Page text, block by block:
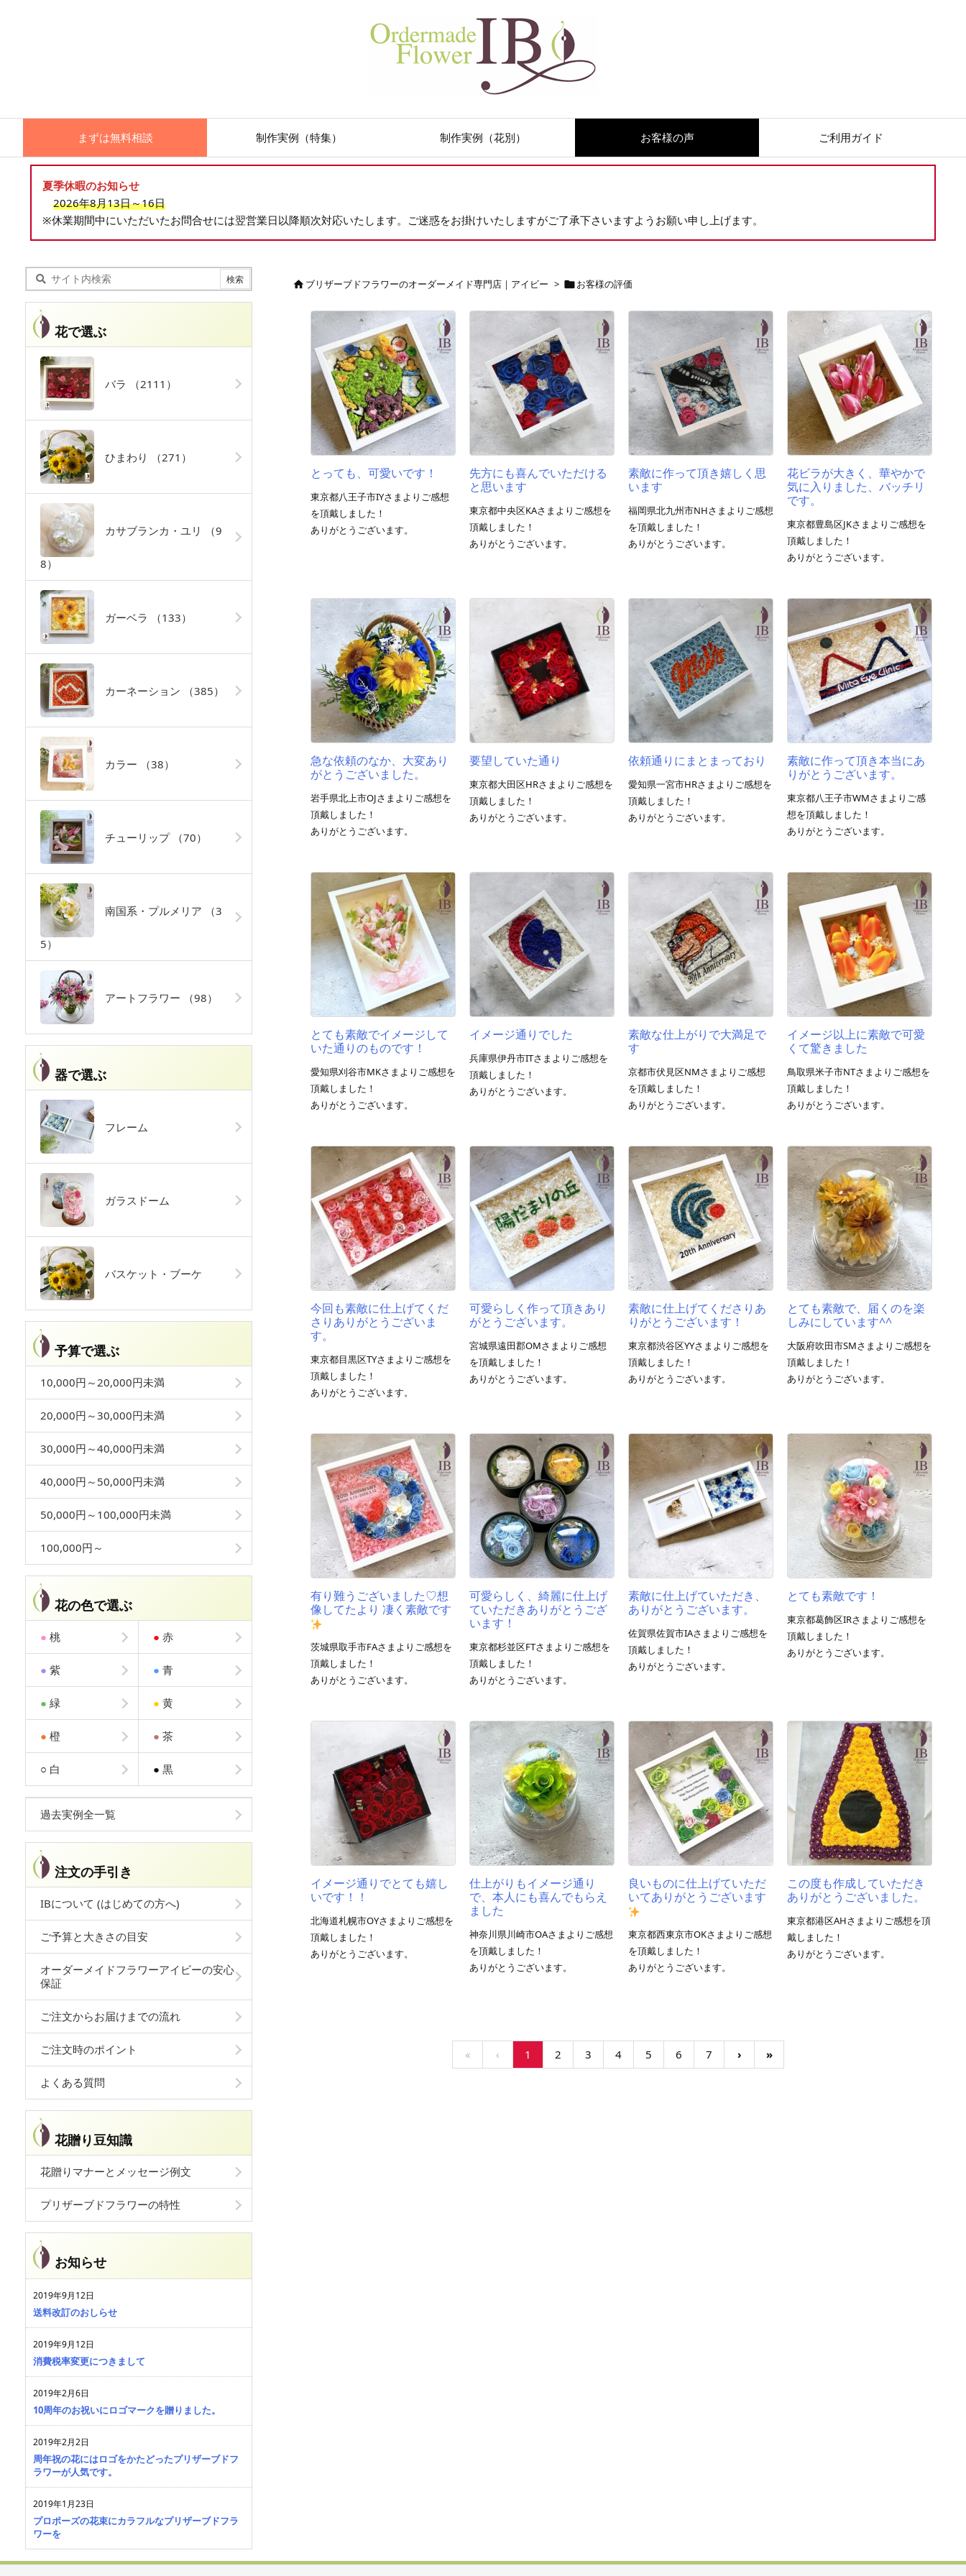
まずは無料相談 制作実例（特集） 制作実例（花別） お客様の声 ご利用ガイド
夏季休暇のお知らせ
2026年8月13日～16日
※休業期間中にいただいたお問合せには翌営業日以降順次対応いたします。ご迷惑をお掛けいたしますがご了承下さいますようお願い申し上げます。
ブリザーブドフラワーのオーダーメイド専門店｜アイビー > お客様の評価
とっても、可愛いです！
東京都八王子市IYさまよりご感想
を頂戴しました！
ありがとうございます。
先方にも喜んでいただける
と思います
東京都中央区KAさまよりご感想を
頂戴しました！
ありがとうございます。
素敵に作って頂き嬉しく思
います
福岡県北九州市NHさまよりご感想
を頂戴しました！
ありがとうございます。
花ビラが大きく、華やかで
気に入りました、バッチリ
です。
東京都豊島区JKさまよりご感想を
頂戴しました！
ありがとうございます。
急な依頼のなか、大変あり
がとうございました。
岩手県北上市OJさまよりご感想を
頂戴しました！
ありがとうございます。
要望していた通り
東京都大田区HRさまよりご感想を
頂戴しました！
ありがとうございます。
依頼通りにまとまっており
愛知県一宮市HRさまよりご感想を
頂戴しました！
ありがとうございます。
素敵に作って頂き本当にあ
りがとうございます。
東京都八王子市WMさまよりご感
想を頂戴しました！
ありがとうございます。
とても素敵でイメージして
いた通りのものです！
愛知県刈谷市MKさまよりご感想を
頂戴しました！
ありがとうございます。
イメージ通りでした
兵庫県伊丹市ITさまよりご感想を
頂戴しました！
ありがとうございます。
素敵な仕上がりで大満足で
す
京都市伏見区NMさまよりご感想
を頂戴しました！
ありがとうございます。
イメージ以上に素敵で可愛
くて驚きました
鳥取県米子市NTさまよりご感想を
頂戴しました！
ありがとうございます。
今回も素敵に仕上げてくだ
さりありがとうございま
す。
東京都目黒区TYさまよりご感想を
頂戴しました！
ありがとうございます。
可愛らしく作って頂きあり
がとうございます。
宮城県遠田郡OMさまよりご感想
を頂戴しました！
ありがとうございます。
素敵に仕上げてくださりあ
りがとうございます！
東京都渋谷区YYさまよりご感想を
頂戴しました！
ありがとうございます。
とても素敵で、届くのを楽
しみにしています^^
大阪府吹田市SMさまよりご感想を
頂戴しました！
ありがとうございます。
有り難うございました♡想
像してたより 凄く素敵です
茨城県取手市FAさまよりご感想を
頂戴しました！
ありがとうございます。
可愛らしく、綺麗に仕上げ
ていただきありがとうござ
います！
東京都杉並区FTさまよりご感想を
頂戴しました！
ありがとうございます。
素敵に仕上げていただき、
ありがとうございます。
佐賀県佐賀市IAさまよりご感想を
頂戴しました！
ありがとうございます。
とても素敵です！
東京都葛飾区IRさまよりご感想を
頂戴しました！
ありがとうございます。
イメージ通りでとても嬉し
いです！！
北海道札幌市OYさまよりご感想を
頂戴しました！
ありがとうございます。
仕上がりもイメージ通り
で、本人にも喜んでもらえ
ました
神奈川県川崎市OAさまよりご感想
を頂戴しました！
ありがとうございます。
良いものに仕上げていただ
いてありがとうございます
東京都西東京市OKさまよりご感想
を頂戴しました！
ありがとうございます。
この度も作成していただき
ありがとうございました。
東京都港区AHさまよりご感想を頂
戴しました！
ありがとうございます。
« ‹ 1 2 3 4 5 6 7 › »
花で選ぶ
バラ （2111）
ひまわり （271）
カサブランカ・ユリ （9
8）
ガーベラ （133）
カーネーション （385）
カラー （38）
チューリップ （70）
南国系・プルメリア （3
5）
アートフラワー （98）
器で選ぶ
フレーム
ガラスドーム
バスケット・ブーケ
予算で選ぶ
10,000円～20,000円未満
20,000円～30,000円未満
30,000円～40,000円未満
40,000円～50,000円未満
50,000円～100,000円未満
100,000円～
花の色で選ぶ
● 桃 ● 赤
● 紫 ● 青
● 緑 ● 黄
● 橙 ● 茶
○ 白 ● 黒
過去実例全一覧
注文の手引き
IBについて (はじめての方へ)
ご予算と大きさの目安
オーダーメイドフラワーアイビーの安心
保証
ご注文からお届けまでの流れ
ご注文時のポイント
よくある質問
花贈り豆知識
花贈りマナーとメッセージ例文
プリザーブドフラワーの特性
お知らせ
2019年9月12日
送料改訂のおしらせ
2019年9月12日
消費税率変更につきまして
2019年2月6日
10周年のお祝いにロゴマークを贈りました。
2019年2月2日
周年祝の花にはロゴをかたどったプリザーブドフ
ラワーが人気です。
2019年1月23日
プロポーズの花束にカラフルなプリザーブドフラ
ワーを